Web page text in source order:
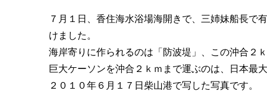
７月１日、香住海水浴場海開きで、三姉妹船長で
けました。
海岸寄りに作られるのは「防波堤」、この沖合２
巨大ケーソンを沖合２ｋｍまで運ぶのは、日本最
２０１０年６月１７日柴山港で写した写真です。